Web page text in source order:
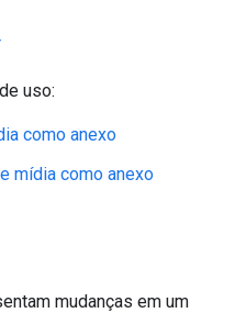
uso:
como anexo
mídia como anexo
mudanças em um